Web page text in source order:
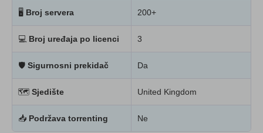
🖥 Broj servera 200+
💻 Broj uređaja po licenci 3
🛡 Sigurnosni prekidač Da
🗺 Sjedište United Kingdom
📥 Podržava torrenting Ne